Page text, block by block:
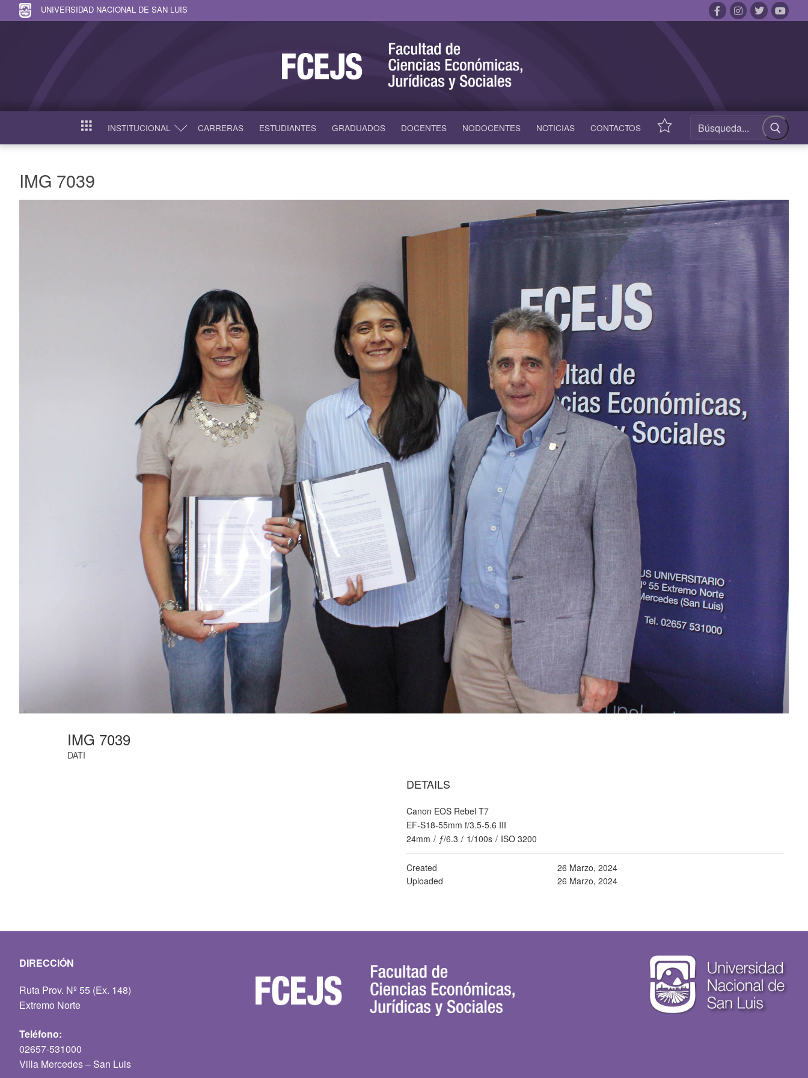
UNIVERSIDAD NACIONAL DE SAN LUIS
INICIO INSTITUCIONAL CARRERAS ESTUDIANTES GRADUADOS DOCENTES NODOCENTES NOTICIAS CONTACTOS ACCESOS
IMG 7039
IMG 7039
DATI
DETAILS
Canon EOS Rebel T7
EF-S18-55mm f/3.5-5.6 III
24mm / ƒ/6.3 / 1/100s / ISO 3200
Created
26 Marzo, 2024
Uploaded
26 Marzo, 2024
DIRECCIÓN
Ruta Prov. Nº 55 (Ex. 148)
Extremo Norte
Teléfono:
02657-531000
Villa Mercedes – San Luis